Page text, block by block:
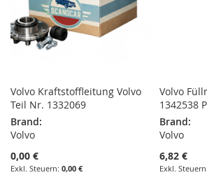
Volvo Kraftstoffleitung Volvo
Teil Nr. 1332069
Brand:
Volvo
0,00 €
0,00 €
Volvo
1342538
Brand:
Volvo
6,82 €